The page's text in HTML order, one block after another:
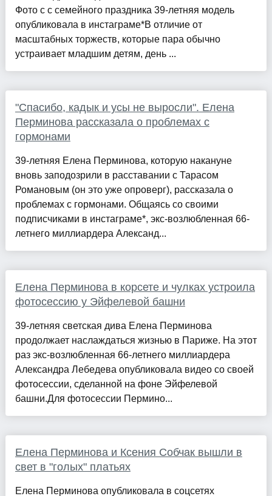
Фото с с семейного праздника 39-летняя модель
опубликовала в инстаграме*В отличие от
масштабных торжеств, которые пара обычно
устраивает младшим детям, день ...
"Спасибо, кадык и усы не выросли". Елена
Перминова рассказала о проблемах с
гормонами
39-летняя Елена Перминова, которую накануне
вновь заподозрили в расставании с Тарасом
Романовым (он это уже опроверг), рассказала о
проблемах с гормонами. Общаясь со своими
подписчиками в инстаграме*, экс-возлюбленная 66-
летнего миллиардера Александ...
Елена Перминова в корсете и чулках устроила
фотосессию у Эйфелевой башни
39-летняя светская дива Елена Перминова
продолжает наслаждаться жизнью в Париже. На этот
раз экс-возлюбленная 66-летнего миллиардера
Александра Лебедева опубликовала видео со своей
фотосессии, сделанной на фоне Эйфелевой
башни.Для фотосессии Пермино...
Елена Перминова и Ксения Собчак вышли в
свет в "голых" платьях
Елена Перминова опубликовала в соцсетях